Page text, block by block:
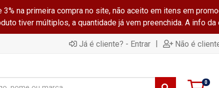
3% na primeira compra no site, não aceito em itens em
tiver múltiplos, a quantidade já vem preenchida. A info
Já é cliente? - Entrar | Não é
0